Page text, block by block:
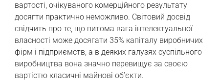
вартості, очікуваного комерційного результату
досягти практично неможливо. Світовий досвід
свідчить про те, що питома вага інтелектуальної
власності може досягати 35% капіталу виробничих
фірм і підприємств, а в деяких галузях суспільного
виробництва вона значно перевищує за своєю
вартістю класичні майнові об’єкти.